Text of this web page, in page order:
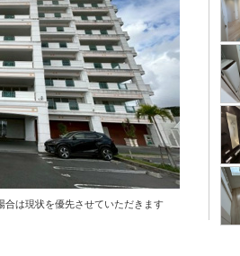
は現状を優先させていただきます